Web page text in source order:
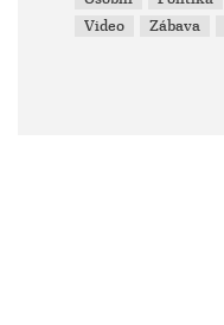
Video
Zábava